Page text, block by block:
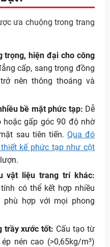
ưa chuộng trong trang
trọng, hiện đại cho công
cấp, sang trọng đồng
nên thông thoáng và
bề mặt phức tạp: Dễ
gấp góc 90 độ nhờ
sau tiên tiến. Qua đó
kế phức tạp như cột
vật liệu trang trí khác:
có thể kết hợp nhiều
phù hợp với mọi phong
trầy xước tốt: Cấu tạo từ
nén cao (>0,65kg/m³)